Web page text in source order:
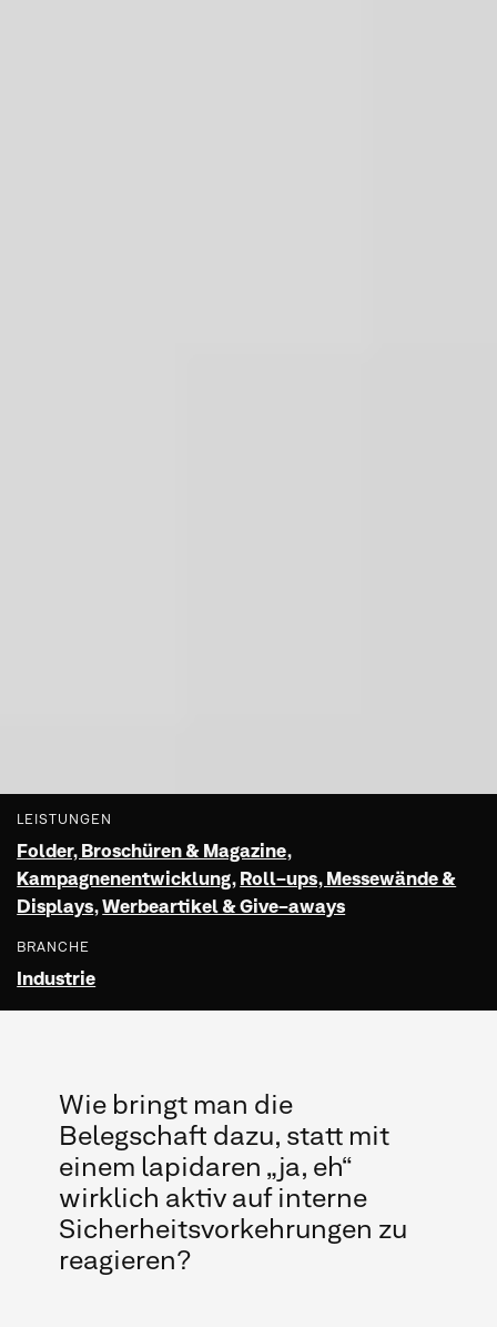
LEISTUNGEN
Folder, Broschüren & Magazine,
Kampagnenentwicklung, Roll-ups, Messewände &
Displays,Werbeartikel & Give-aways
BRANCHE
Industrie
Wie bringt man die
Belegschaft dazu, statt mit
einem lapidaren „ja, eh“
wirklich aktiv auf interne
Sicherheitsvorkehrungen zu
reagieren?